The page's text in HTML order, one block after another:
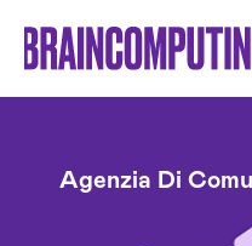
Agenzia Di